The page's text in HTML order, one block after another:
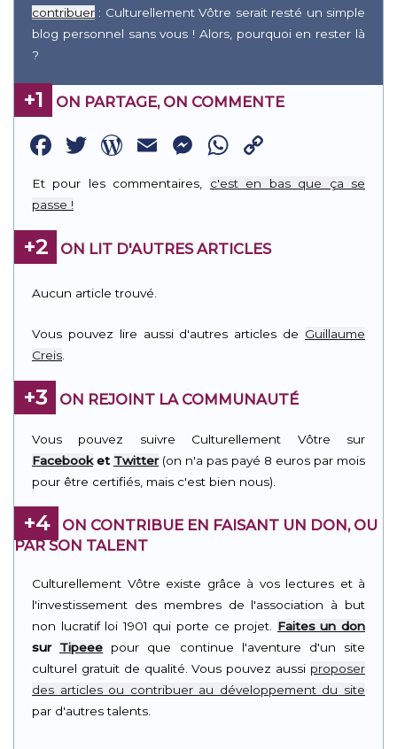
contribuer : Culturellement Vôtre serait resté un simple
blog personnel sans vous ! Alors, pourquoi en rester là
?
+1 ON PARTAGE, ON COMMENTE
Facebook
Twitter
WordPress
EmailMessenger
WhatsApp
Link
Et pour les commentaires, c'est en bas que ça se
passe !
+2 ON LIT D'AUTRES ARTICLES
Aucun article trouvé.
Vous pouvez lire aussi d'autres articles de Guillaume
Creis
+3 ON REJOINT LA COMMUNAUTÉ
Vous pouvez suivre Culturellement Vôtre sur
Facebooket Twitter(on n'a pas payé 8 euros par mois
pour être certifiés, mais c'est bien nous).
+4
ON CONTRIBUE EN FAISANT UN DON, OU
PAR SON TALENT
Culturellement Vôtre existe grâce à vos lectures et à
l'investissement des membres de l'association à but
non lucratif loi 1901 qui porte ce projet. Faites un don
sur Tipeee pour que continue l'aventure d'un site
culturel gratuit de qualité. Vous pouvez aussi proposer
des articles ou contribuer au développement du site
par d'autres talents.